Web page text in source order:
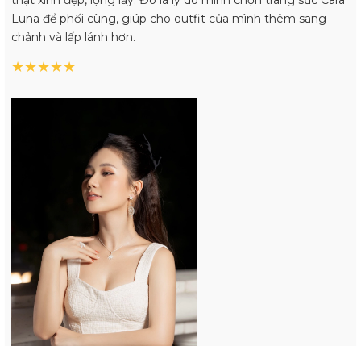
Luna để phối cùng, giúp cho outfit của mình thêm sang
chảnh và lấp lánh hơn.
★★★★★